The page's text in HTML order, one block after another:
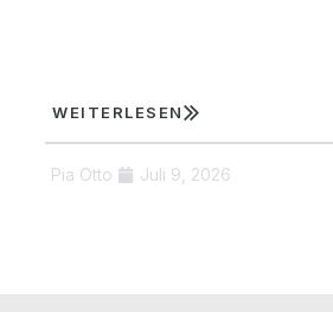
WEI­TER­LE­SEN
Pia Otto Juli 9, 2026